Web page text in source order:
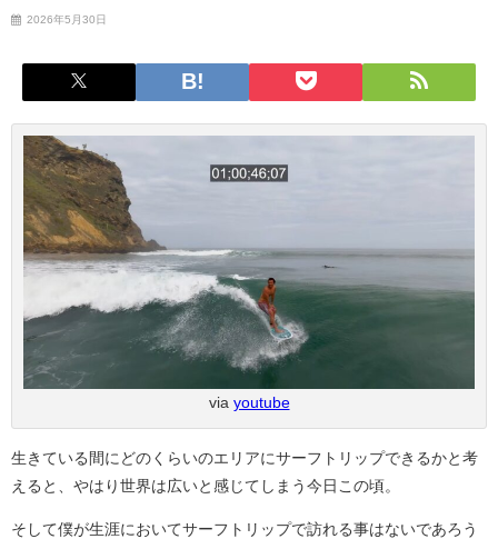
2026年5月30日
via youtube
生きている間にどのくらいのエリアにサーフトリップできるかと考
えると、やはり世界は広いと感じてしまう今日この頃。
そして僕が生涯においてサーフトリップで訪れる事はないであろう